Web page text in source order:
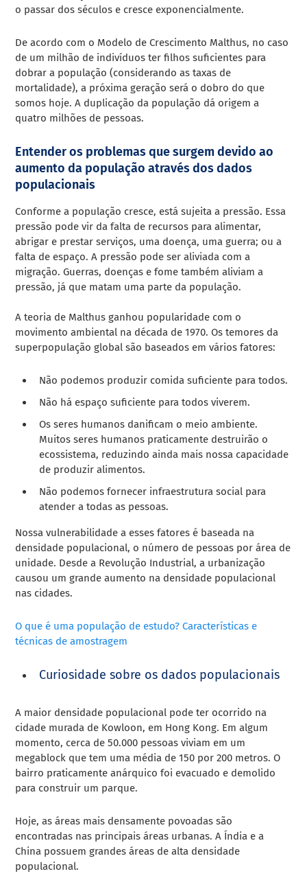
o passar dos séculos e cresce exponencialmente.
De acordo com o Modelo de Crescimento Malthus, no caso
de um milhão de indivíduos ter filhos suficientes para
dobrar a população (considerando as taxas de
mortalidade), a próxima geração será o dobro do que
somos hoje. A duplicação da população dá origem a
quatro milhões de pessoas.
Entender os problemas que surgem devido ao
aumento da população através dos dados
populacionais
Conforme a população cresce, está sujeita a pressão. Essa
pressão pode vir da falta de recursos para alimentar,
abrigar e prestar serviços, uma doença, uma guerra; ou a
falta de espaço. A pressão pode ser aliviada com a
migração. Guerras, doenças e fome também aliviam a
pressão, já que matam uma parte da população.
A teoria de Malthus ganhou popularidade com o
movimento ambiental na década de 1970. Os temores da
superpopulação global são baseados em vários fatores:
Não podemos produzir comida suficiente para todos.
Não há espaço suficiente para todos viverem.
Os seres humanos danificam o meio ambiente.
Muitos seres humanos praticamente destruirão o
ecossistema, reduzindo ainda mais nossa capacidade
de produzir alimentos.
Não podemos fornecer infraestrutura social para
atender a todas as pessoas.
Nossa vulnerabilidade a esses fatores é baseada na
densidade populacional, o número de pessoas por área de
unidade. Desde a Revolução Industrial, a urbanização
causou um grande aumento na densidade populacional
nas cidades.
O que é uma população de estudo? Características e
técnicas de amostragem
Curiosidade sobre os dados populacionais
A maior densidade populacional pode ter ocorrido na
cidade murada de Kowloon, em Hong Kong. Em algum
momento, cerca de 50.000 pessoas viviam em um
megablock que tem uma média de 150 por 200 metros. O
bairro praticamente anárquico foi evacuado e demolido
para construir um parque.
Hoje, as áreas mais densamente povoadas são
encontradas nas principais áreas urbanas. A Índia e a
China possuem grandes áreas de alta densidade
populacional.